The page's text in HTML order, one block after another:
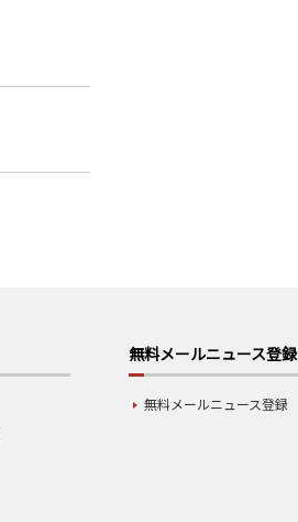
無料メールニュース登録
無料メールニュース登録